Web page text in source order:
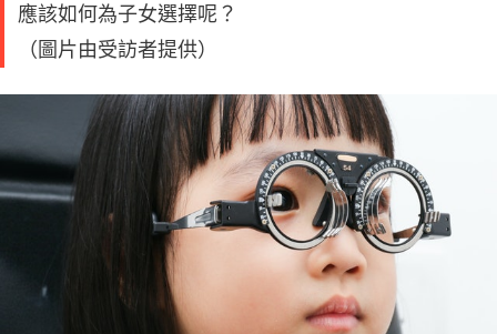
應該如何為子女選擇呢？
（圖片由受訪者提供）